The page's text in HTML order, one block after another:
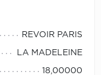
REVOIR PARIS
LA MADELEINE
18,00000